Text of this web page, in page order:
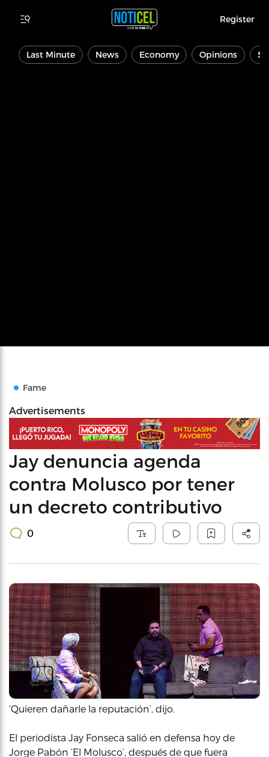
Register
Last Minute News Economy Opinions
Fame
Advertisements
Jay denuncia agenda
contra Molusco por tener
un decreto contributivo
0
‘Quieren dañarle la reputación’, dijo.
El periodista Jay Fonseca salió en defensa hoy de
Jorge Pabón ‘El Molusco’, después de que fuera